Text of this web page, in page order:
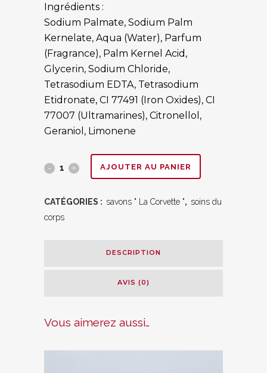
Ingrédients :
Sodium Palmate, Sodium Palm
Kernelate, Aqua (Water), Parfum
(Fragrance), Palm Kernel Acid,
Glycerin, Sodium Chloride,
Tetrasodium EDTA, Tetrasodium
Etidronate, CI 77491 (Iron Oxides), CI
77007 (Ultramarines), Citronellol,
Geraniol, Limonene
Savon
quantity
AJOUTER AU PANIER
CATÉGORIES : savons " La Corvette ", soins du
corps
DESCRIPTION
AVIS (0)
Vous aimerez aussi…